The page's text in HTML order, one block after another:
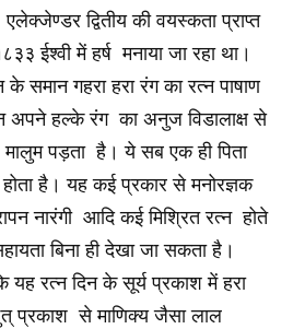
द्वितीय की वयस्कता प्राप्त
ईश्वी में हर्ष मनाया जा रहा था।
समान गहरा हरा रंग का रत्न पाषाण
हल्के रंग का अनुज विडालाक्ष से
पड़ता है। ये सब एक ही पिता
होता है। यह कई प्रकार से मनोरज्ञक
नारंगी आदि कई मिश्रित रत्न होते
बिना ही देखा जा सकता है।
रत्न दिन के सूर्य प्रकाश में हरा
प्रकाश से माणिक्य जैसा लाल